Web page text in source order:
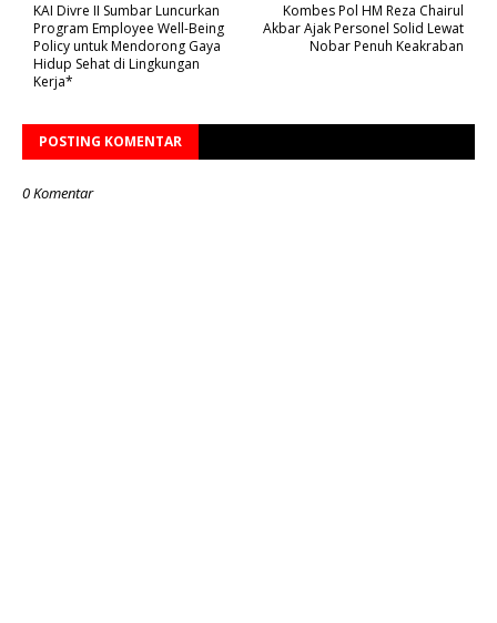
Kombes Pol HM Reza Chairul
Akbar Ajak Personel Solid Lewat
Nobar Penuh Keakraban
KAI Divre II Sumbar Luncurkan
Program Employee Well-Being
Policy untuk Mendorong Gaya
Hidup Sehat di Lingkungan
Kerja*
POSTING KOMENTAR
0 Komentar